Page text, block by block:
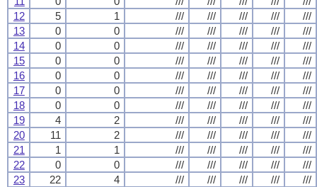
12
5 1 /// /// /// ///
///
13
0 0 /// /// /// ///
///
14
0 0 /// /// /// ///
///
15
0 0 /// /// /// ///
///
16
0 0 /// /// /// ///
///
17
0 0 /// /// /// ///
///
18
0 0 /// /// /// ///
///
19
4 2 /// /// /// ///
///
20
11 2 /// /// /// ///
///
21
1 1 /// /// /// ///
///
22
0 0 /// /// /// ///
///
23
22 4 /// /// /// ///
///